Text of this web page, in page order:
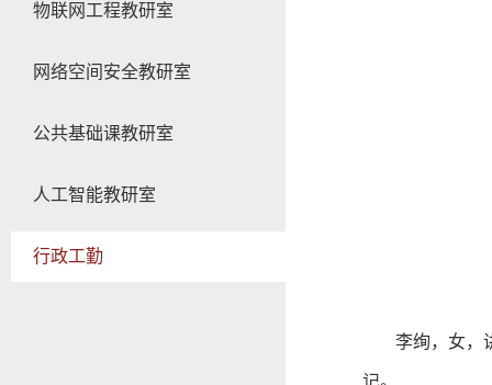
物联网工程教研室
网络空间安全教研室
公共基础课教研室
人工智能教研室
行政工勤
李绚，女，
记。